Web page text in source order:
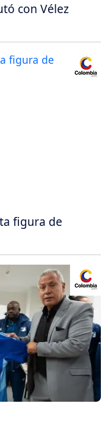
con Vélez
figura de